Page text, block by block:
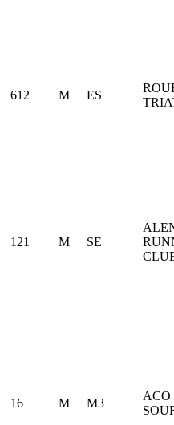
612 M ES
121 M SE
16 M M3
ACO